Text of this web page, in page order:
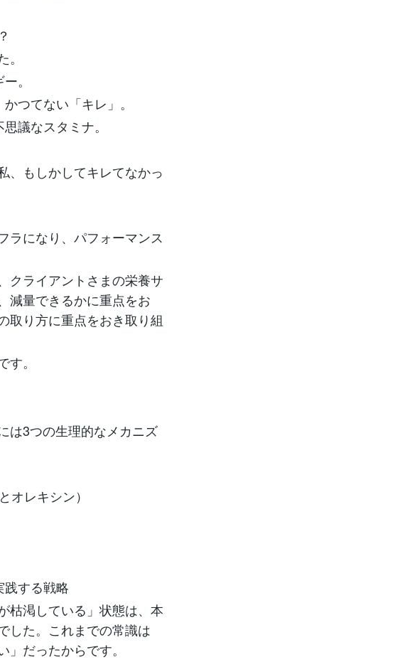
。
つてない「キレ」。
議なスタミナ。
、もしかしてキレてなかっ
ラになり、パフォーマンス
クライアントさまの栄養サ
減量できるかに重点をお
取り方に重点をおき取り組
。
は3つの生理的なメカニズ
オレキシン）
する戦略
枯渇している」状態は、本
した。これまでの常識は
」だったからです。